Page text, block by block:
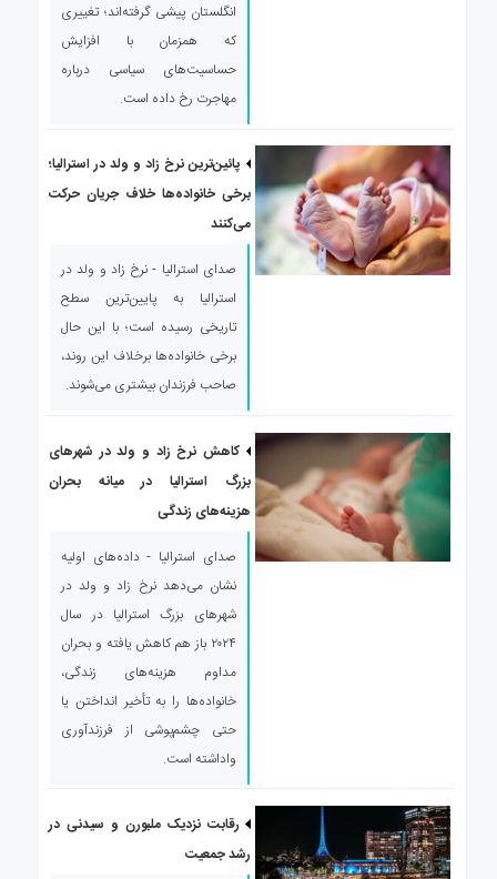
انگلستان پیشی گرفته‌اند؛ تغییری
که همزمان با افزایش
حساسیت‌های سیاسی درباره
مهاجرت رخ داده است.
پائین‌ترین نرخ زاد و ولد در استرالیا؛
برخی خانواده‌ها خلاف جریان حرکت
می‌کنند
صدای استرالیا - نرخ زاد و ولد در
استرالیا به پایین‌ترین سطح
تاریخی رسیده است؛ با این حال
برخی خانواده‌ها برخلاف این روند،
صاحب فرزندان بیشتری می‌شوند.
کاهش نرخ زاد و ولد در شهرهای
بزرگ استرالیا در میانه بحران
هزینه‌های زندگی
صدای استرالیا - داده‌های اولیه
نشان می‌دهد نرخ زاد و ولد در
شهرهای بزرگ استرالیا در سال
۲۰۲۴ باز هم کاهش یافته و بحران
مداوم هزینه‌های زندگی،
خانواده‌ها را به تأخیر انداختن یا
حتی چشم‌پوشی از فرزندآوری
واداشته است.
رقابت نزدیک ملبورن و سیدنی در
رشد جمعیت